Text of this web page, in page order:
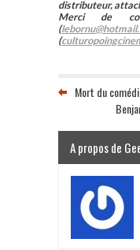
distributeur,
Merci de
(
(
Mort du
A propos de